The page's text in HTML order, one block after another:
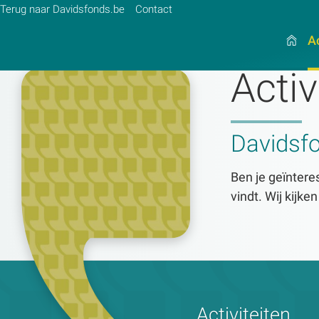
Terug naar Davidsfonds.be Contact
Ben je
vindt. Wij
Zoeken